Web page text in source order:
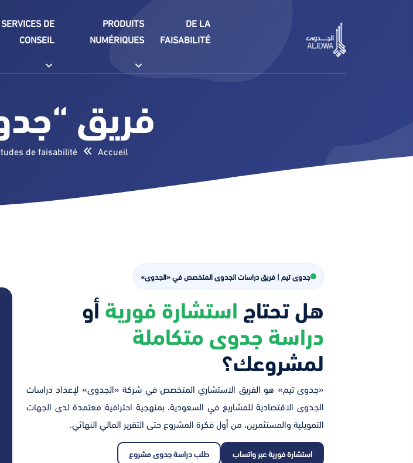
DE LA
FAISABILITÉ
PRODUITS
NUMÉRIQUES
SERVICES DE
CONSEIL
فريق
Accueil
de faisabilité
جدوى تيم | فريق دراسات الجدوى المتخصص في «الجدوى»
هل تحتاج استشارة فوريةأو
دراسة جدوى متكاملة
لمشروعك؟
«جدوى تيم» هو الفريق الاستشاري المتخصص في شركة «الجدوى» لإعداد دراسات
الجدوى الاقتصادية للمشاريع في السعودية، بمنهجية احترافية معتمدة لدى الجهات
التمويلية والمستثمرين، من أول فكرة المشروع حتى التقرير المالي النهائي.
استشارة فورية عبر واتساب طلب دراسة جدوى مشروع